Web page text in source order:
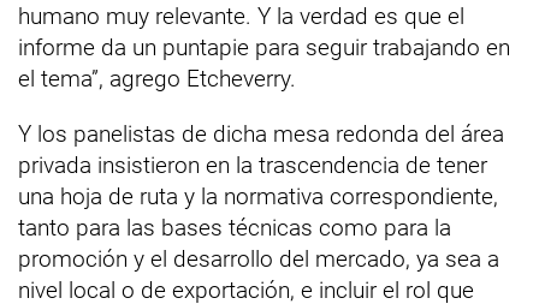
humano muy relevante. Y la verdad es que el
informe da un puntapie para seguir trabajando en
el tema”, agrego Etcheverry.
Y los panelistas de dicha mesa redonda del área
privada insistieron en la trascendencia de tener
una hoja de ruta y la normativa correspondiente,
tanto para las bases técnicas como para la
promoción y el desarrollo del mercado, ya sea a
nivel local o de exportación, e incluir el rol que